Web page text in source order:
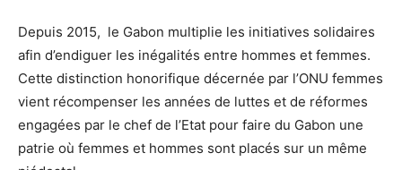
Depuis 2015, le Gabon multiplie les initiatives solidaires
afin d’endiguer les inégalités entre hommes et femmes.
Cette distinction honorifique décernée par l’ONU femmes
vient récompenser les années de luttes et de réformes
engagées par le chef de l’Etat pour faire du Gabon une
patrie où femmes et hommes sont placés sur un même